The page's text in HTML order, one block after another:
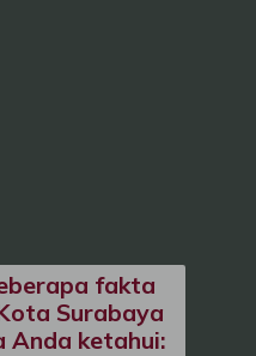
fakta
Surabaya
Anda ketahui: